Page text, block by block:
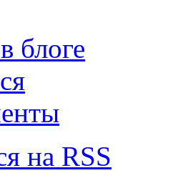
блоге
на RSS